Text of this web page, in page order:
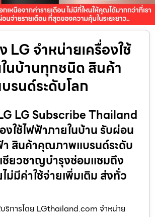
LG จำหน่ายเครื่องใช้
นบ้านทุกชนิด สินค้า
นด์ระดับโลก
LG Subscribe Thailand
งใช้ไฟฟ้าภายในบ้าน รับผ่อน
า สินค้าคุณภาพแบรนด์ระดับ
ชียวชาญบำรุงซ่อมแซมถึง
ม่มีค่าใช้จ่ายเพิ่มเติม ส่งทั่ว
บริการโดย LGthailand.com จำหน่าย